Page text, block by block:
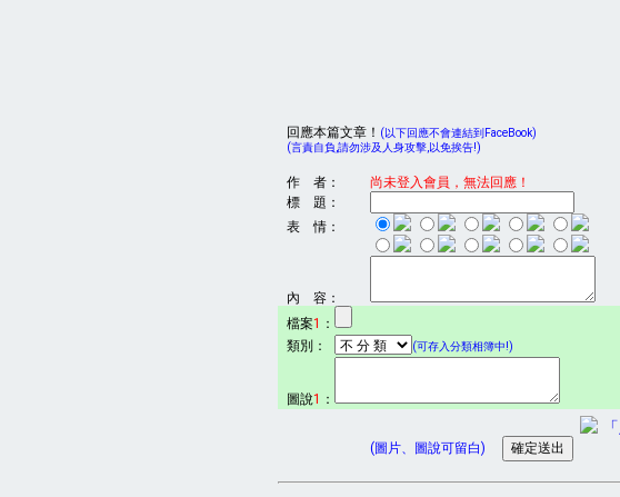
回應本篇文章！ (以下回應不會連結到FaceBook)
(言責自負,請勿涉及人身攻擊,以免挨告!)
作 者：
尚未登入會員，無法回應！
標 題：
表 情：
內 容：
檔案1 ：
類別：
(可存入分類相簿中!)
圖說1 ：
「
(圖片、圖說可留白)